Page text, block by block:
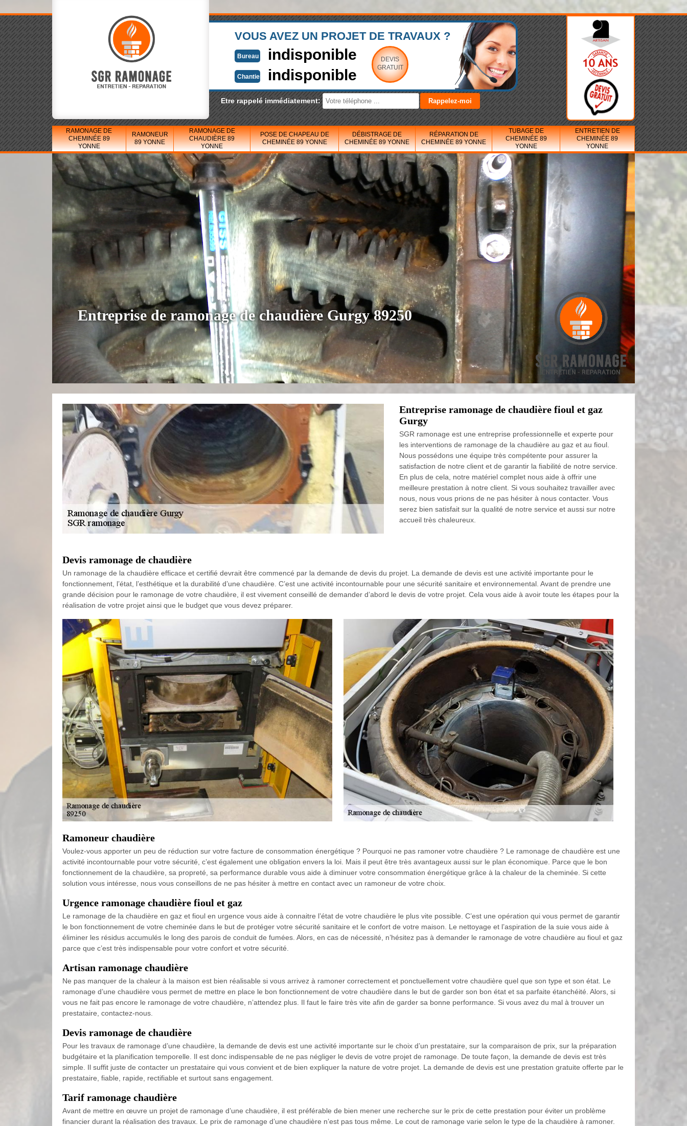
VOUS AVEZ UN PROJET DE TRAVAUX ?
Bureau indisponible
Chantier indisponible
DEVIS
GRATUIT
Etre rappelé immédiatement:
RAMONAGE DE
CHEMINÉE 89
YONNE
RAMONEUR
89 YONNE
RAMONAGE DE
CHAUDIÈRE 89
YONNE
POSE DE CHAPEAU DE
CHEMINÉE 89 YONNE
DÉBISTRAGE DE
CHEMINÉE 89 YONNE
RÉPARATION DE
CHEMINÉE 89 YONNE
TUBAGE DE
CHEMINÉE 89
YONNE
ENTRETIEN DE
CHEMINÉE 89
YONNE
Entreprise de ramonage de chaudière Gurgy 89250
Entreprise ramonage de chaudière fioul et gaz
Gurgy
SGR ramonage est une entreprise professionnelle et experte pour
les interventions de ramonage de la chaudière au gaz et au fioul.
Nous possédons une équipe très compétente pour assurer la
satisfaction de notre client et de garantir la fiabilité de notre service.
En plus de cela, notre matériel complet nous aide à offrir une
meilleure prestation à notre client. Si vous souhaitez travailler avec
nous, nous vous prions de ne pas hésiter à nous contacter. Vous
serez bien satisfait sur la qualité de notre service et aussi sur notre
accueil très chaleureux.
Devis ramonage de chaudière
Un ramonage de la chaudière efficace et certifié devrait être commencé par la demande de devis du projet. La demande de devis est une activité importante pour le
fonctionnement, l’état, l’esthétique et la durabilité d’une chaudière. C’est une activité incontournable pour une sécurité sanitaire et environnemental. Avant de prendre une
grande décision pour le ramonage de votre chaudière, il est vivement conseillé de demander d’abord le devis de votre projet. Cela vous aide à avoir toute les étapes pour la
réalisation de votre projet ainsi que le budget que vous devez préparer.
Ramoneur chaudière
Voulez-vous apporter un peu de réduction sur votre facture de consommation énergétique ? Pourquoi ne pas ramoner votre chaudière ? Le ramonage de chaudière est une
activité incontournable pour votre sécurité, c’est également une obligation envers la loi. Mais il peut être très avantageux aussi sur le plan économique. Parce que le bon
fonctionnement de la chaudière, sa propreté, sa performance durable vous aide à diminuer votre consommation énergétique grâce à la chaleur de la cheminée. Si cette
solution vous intéresse, nous vous conseillons de ne pas hésiter à mettre en contact avec un ramoneur de votre choix.
Urgence ramonage chaudière fioul et gaz
Le ramonage de la chaudière en gaz et fioul en urgence vous aide à connaitre l’état de votre chaudière le plus vite possible. C’est une opération qui vous permet de garantir
le bon fonctionnement de votre cheminée dans le but de protéger votre sécurité sanitaire et le confort de votre maison. Le nettoyage et l’aspiration de la suie vous aide à
éliminer les résidus accumulés le long des parois de conduit de fumées. Alors, en cas de nécessité, n’hésitez pas à demander le ramonage de votre chaudière au fioul et gaz
parce que c’est très indispensable pour votre confort et votre sécurité.
Artisan ramonage chaudière
Ne pas manquer de la chaleur à la maison est bien réalisable si vous arrivez à ramoner correctement et ponctuellement votre chaudière quel que son type et son état. Le
ramonage d’une chaudière vous permet de mettre en place le bon fonctionnement de votre chaudière dans le but de garder son bon état et sa parfaite étanchéité. Alors, si
vous ne fait pas encore le ramonage de votre chaudière, n’attendez plus. Il faut le faire très vite afin de garder sa bonne performance. Si vous avez du mal à trouver un
prestataire, contactez-nous.
Devis ramonage de chaudière
Pour les travaux de ramonage d’une chaudière, la demande de devis est une activité importante sur le choix d’un prestataire, sur la comparaison de prix, sur la préparation
budgétaire et la planification temporelle. Il est donc indispensable de ne pas négliger le devis de votre projet de ramonage. De toute façon, la demande de devis est très
simple. Il suffit juste de contacter un prestataire qui vous convient et de bien expliquer la nature de votre projet. La demande de devis est une prestation gratuite offerte par le
prestataire, fiable, rapide, rectifiable et surtout sans engagement.
Tarif ramonage chaudière
Avant de mettre en œuvre un projet de ramonage d’une chaudière, il est préférable de bien mener une recherche sur le prix de cette prestation pour éviter un problème
financier durant la réalisation des travaux. Le prix de ramonage d’une chaudière n’est pas tous même. Le cout de ramonage varie selon le type de la chaudière à ramoner.